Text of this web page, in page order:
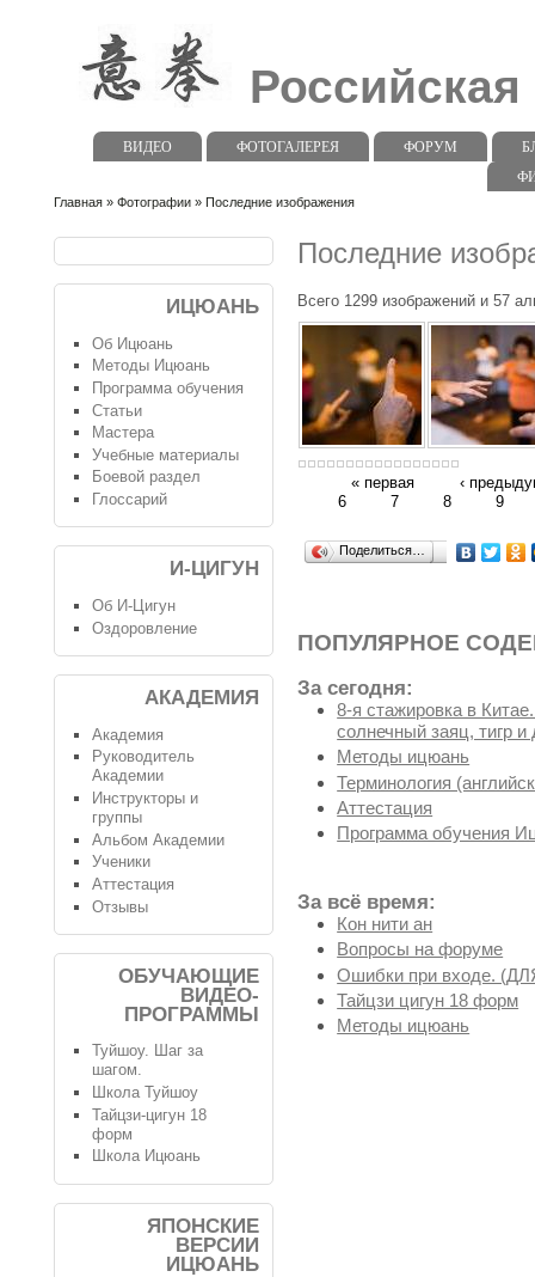
ВИДЕО ФОТОГАЛЕРЕЯ ФОРУМ
Главная » Фотографии » Последние изображения
Последние
Всего 1299 изображений и 57
« первая
‹
6
7 8 9
Поделиться…
ПОПУЛЯРНОЕ
За сегодня:
8-я стажировка в
солнечный заяц, тигр и
Методы ицюань
Терминология
Аттестация
Программа обучения
За всё время:
Кон нити ан
Вопросы на форуме
Ошибки при входе.
Тайцзи цигун 18 форм
Методы ицюань
ИЦЮАНЬ
Об Ицюань
Методы Ицюань
Программа обучения
Статьи
Мастера
Учебные материалы
Боевой раздел
Глоссарий
И-ЦИГУН
Об И-Цигун
Оздоровление
АКАДЕМИЯ
Академия
Руководитель
Академии
Инструкторы и
группы
Альбом Академии
Ученики
Аттестация
Отзывы
ОБУЧАЮЩИЕ
ВИДЕО-
ПРОГРАММЫ
Туйшоу. Шаг за
шагом.
Школа Туйшоу
Тайцзи-цигун 18
форм
Школа Ицюань
ЯПОНСКИЕ
ВЕРСИИ
ИЦЮАНЬ